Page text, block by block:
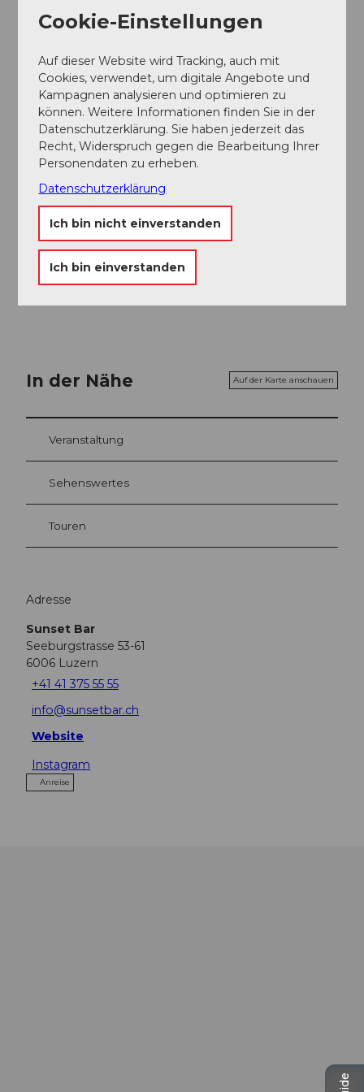
Senioren
Betriebseinrichtung
Take Away
Angebote
Mittagessen
Social Media
Instagram
In der Nähe Auf der Karte anschauen
Veranstaltung
Sehenswertes
Touren
Adresse
Sunset Bar
Seeburgstrasse 53-61
6006 Luzern
+41 41 375 55 55
info@sunsetbar.ch
Website
Instagram
Anreise
Cookie-Einstellungen
Auf dieser Website wird Tracking, auch mit
Cookies, verwendet, um digitale Angebote und
Kampagnen analysieren und optimieren zu
können. Weitere Informationen finden Sie in der
Datenschutzerklärung. Sie haben jederzeit das
Recht, Widerspruch gegen die Bearbeitung Ihrer
Personendaten zu erheben.
Datenschutzerklärung
Ich bin nicht einverstanden
Ich bin einverstanden